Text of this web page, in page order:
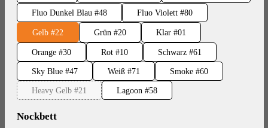
Fluo Dunkel Blau #48
Fluo Violett #80
Gelb #22 Grün #20 Klar #01
Orange #30 Rot #10
Schwarz #61
Sky Blue #47
Weiß #71
Smoke #60
Heavy Gelb #21
(Diese Option ist zurzeit nicht verfügbar.)
Lagoon #58
Nockbettauswählen